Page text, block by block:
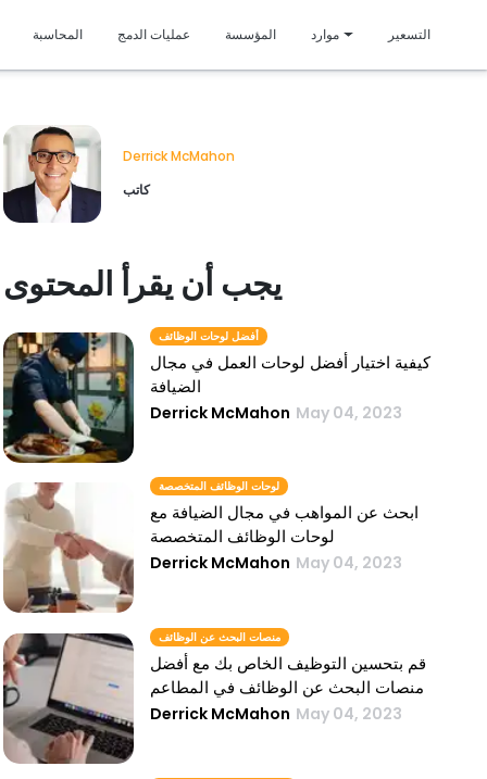
المحاسبة عمليات الدمج المؤسسة موارد التسعير
Derrick McMahon
كاتب
يجب أن يقرأ المحتوى
أفضل لوحات الوظائف
كيفية اختيار أفضل لوحات العمل في مجال
الضيافة
Derrick McMahon May 04, 2023
لوحات الوظائف المتخصصة
ابحث عن المواهب في مجال الضيافة مع
لوحات الوظائف المتخصصة
Derrick McMahon May 04, 2023
منصات البحث عن الوظائف
قم بتحسين التوظيف الخاص بك مع أفضل
منصات البحث عن الوظائف في المطاعم
Derrick McMahon May 04, 2023